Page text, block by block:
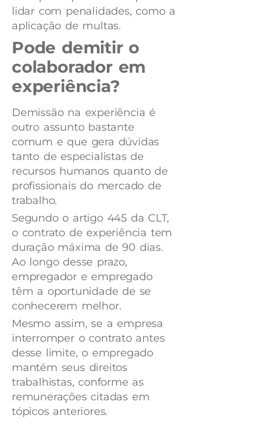
lidar com penalidades, como a
aplicação de multas.
Pode demitir o
colaborador em
experiência?
Demissão na experiência é
outro assunto bastante
comum e que gera dúvidas
tanto de especialistas de
recursos humanos quanto de
profissionais do mercado de
trabalho.
Segundo o artigo 445 da CLT,
o contrato de experiência tem
duração máxima de 90 dias.
Ao longo desse prazo,
empregador e empregado
têm a oportunidade de se
conhecerem melhor.
Mesmo assim, se a empresa
interromper o contrato antes
desse limite, o empregado
mantém seus direitos
trabalhistas, conforme as
remunerações citadas em
tópicos anteriores.